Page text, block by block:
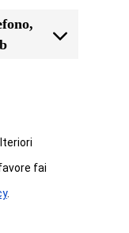
fai
.